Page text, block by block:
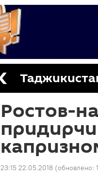
Ростов-
23:15 22.05.2018 (обновлено: